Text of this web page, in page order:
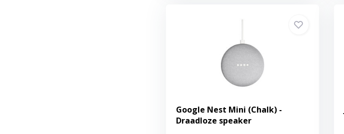
Google Nest Mini (Chalk) -
Draadloze speaker